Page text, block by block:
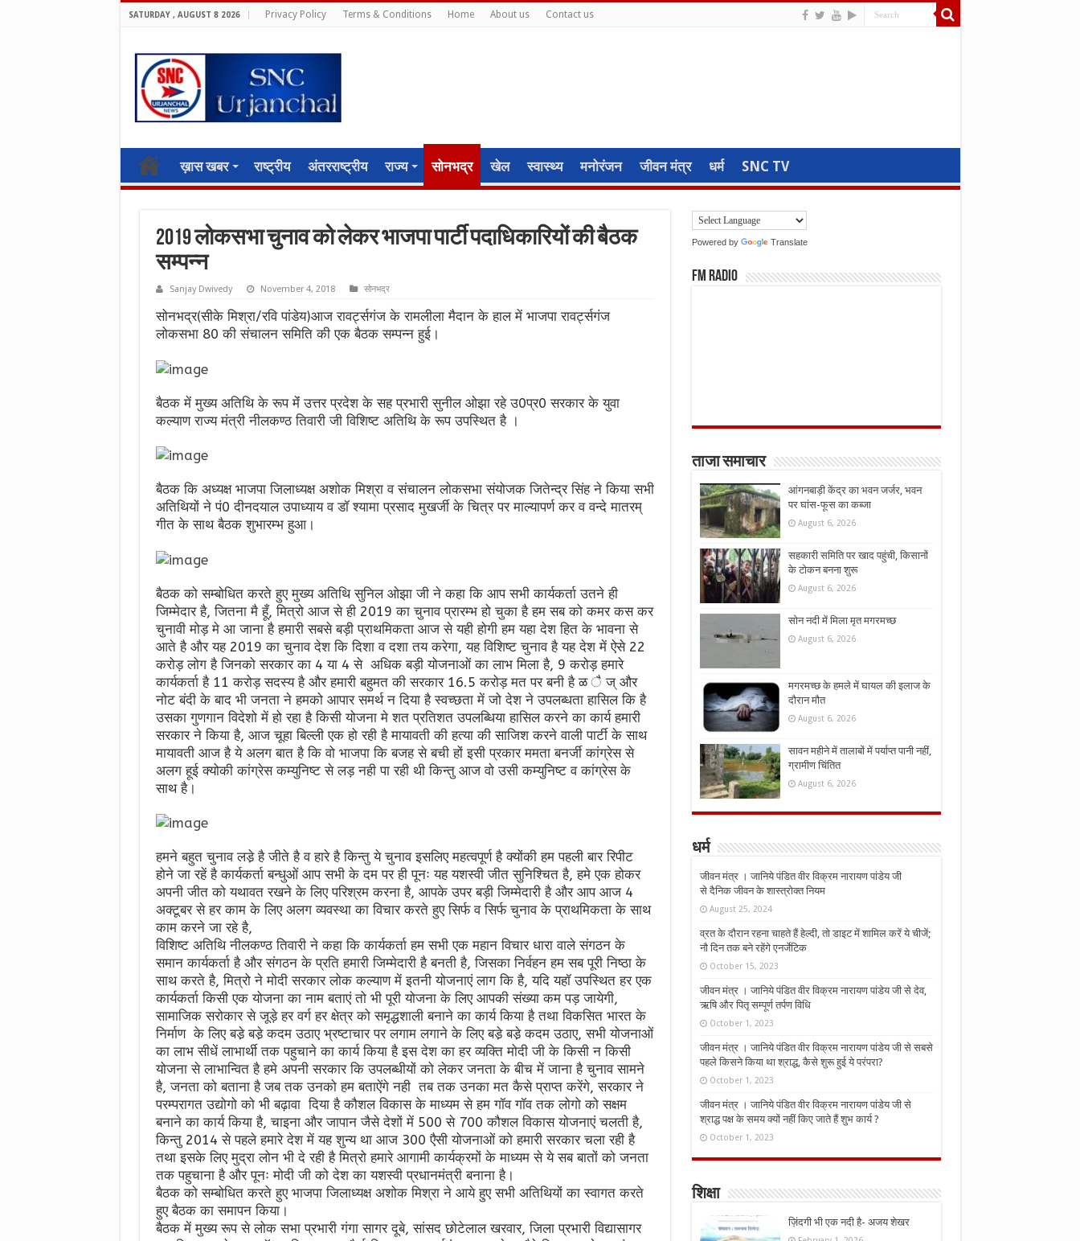
SATURDAY , AUGUST 8 2026 Privacy Policy Terms & Conditions Home About us Contact us
ख़ास खबर राष्ट्रीय अंतरराष्ट्रीय राज्य सोनभद्र खेल स्वास्थ्य मनोरंजन जीवन मंत्र धर्म SNC TV
2019 लोकसभा चुनाव को लेकर भाजपा पार्टी पदाधिकारियों की बैठक
सम्पन्न
Sanjay Dwivedy November 4, 2018 सोनभद्र
सोनभद्र(सीके मिश्रा/रवि पांडेय)आज रावर्ट्सगंज के रामलीला मैदान के हाल में भाजपा रावर्ट्सगंज
लोकसभा 80 की संचालन समिति की एक बैठक सम्पन्न हुई।
बैठक में मुख्य अतिथि के रूप मेंं उत्तर प्रदेश के सह प्रभारी सुनील ओझा रहे उ0प्र0 सरकार के युवा
कल्याण राज्य मंत्री नीलकण्ठ तिवारी जी विशिष्ट अतिथि के रूप उपस्थित है ।
बैठक कि अध्यक्ष भाजपा जिलाध्यक्ष अशोक मिश्रा व संचालन लोकसभा संयोजक जितेन्द्र सिंह ने किया सभी
अतिथियों ने पं0 दीनदयाल उपाध्याय व डॉ श्यामा प्रसाद मुखर्जी के चित्र पर माल्यापर्ण कर व वन्दे मातरम्
गीत के साथ बैठक शुभारम्भ हुआ।
बैठक को सम्बोधित करते हुए मुख्य अतिथि सुनिल ओझा जी ने कहा कि आप सभी कार्यकर्ता उतने ही
जिम्मेदार है, जितना मै हूँ, मित्रो आज से ही 2019 का चुनाव प्रारम्भ हो चुका है हम सब को कमर कस कर
चुनावी मोड़ मे आ जाना है हमारी सबसे बड़ी प्राथमिकता आज से यही होगी हम यहा देश हित के भावना से
आते है और यह 2019 का चुनाव देश कि दिशा व दशा तय करेगा, यह विशिष्ट चुनाव है यह देश में ऐसे 22
करोड़ लोग है जिनको सरकार का 4 या 4 से अधिक बड़ी योजनाओं का लाभ मिला है, 9 करोड़ हमारे
कार्यकर्ता है 11 करोड़ सदस्य है और हमारी बहुमत की सरकार 16.5 करोड़ मत पर बनी है ळ ै ज् और
नोट बंदी के बाद भी जनता ने हमको आपार समर्थ न दिया है स्वच्छता में जो देश ने उपलब्धता हासिल कि है
उसका गुणगान विदेशो में हो रहा है किसी योजना मे शत प्रतिशत उपलब्धिया हासिल करने का कार्य हमारी
सरकार ने किया है, आज चूहा बिल्ली एक हो रही है मायावती की हत्या की साजिश करने वाली पार्टी के साथ
मायावती आज है ये अलग बात है कि वो भाजपा कि बजह से बची हों इसी प्रकार ममता बनर्जी कांग्रेस से
अलग हूई क्योकी कांग्रेस कम्युनिष्ट से लड़ नही पा रही थी किन्तु आज वो उसी कम्युनिष्ट व कांग्रेस के
साथ है।
हमने बहुत चुनाव लडे़ है जीते है व हारे है किन्तु ये चुनाव इसलिए महत्वपूर्ण है क्योंकी हम पहली बार रिपीट
होने जा रहें है कार्यकर्ता बन्धुओं आप सभी के दम पर ही पूनः यह यशस्वी जीत सुनिश्चित है, हमे एक होकर
अपनी जीत को यथावत रखने के लिए परिश्रम करना है, आपके उपर बड़ी जिम्मेदारी है और आप आज 4
अक्टूबर से हर काम के लिए अलग व्यवस्था का विचार करते हुए सिर्फ व सिर्फ चुनाव के प्राथमिकता के साथ
काम करने जा रहे है,
विशिष्ट अतिथि नीलकण्ठ तिवारी ने कहा कि कार्यकर्ता हम सभी एक महान विचार धारा वाले संगठन के
समान कार्यकर्ता है और संगठन के प्रति हमारी जिम्मेदारी है बनती है, जिसका निर्वहन हम सब पूरी निष्ठा के
साथ करते है, मित्रो ने मोदी सरकार लोक कल्याण में इतनी योजनाएं लाग कि है, यदि यहॉ उपस्थित हर एक
कार्यकर्ता किसी एक योजना का नाम बताएं तो भी पूरी योजना के लिए आपकी संख्या कम पड़ जायेगी,
सामाजिक सरोकार से जूड़े हर वर्ग हर क्षेत्र को समृद्धशाली बनाने का कार्य किया है तथा विकसित भारत के
निर्माण के लिए बडे़ बडे़ कदम उठाए भ्रष्टाचार पर लगाम लगाने के लिए बडे़ बडे़ कदम उठाए, सभी योजनाओं
का लाभ सीधें लाभार्थी तक पहुचाने का कार्य किया है इस देश का हर व्यक्ति मोदी जी के किसी न किसी
योजना से लाभान्वित है हमे अपनी सरकार कि उपलब्धीयों को लेकर जनता के बीच में जाना है चुनाव सामने
है, जनता को बताना है जब तक उनको हम बताऐंगे नही तब तक उनका मत कैसे प्राप्त करेंगे, सरकार ने
परम्परागत उद्योगो को भी बढ़ावा दिया है कौशल विकास के माध्यम से हम गॉव गॉव तक लोगो को सक्षम
बनाने का कार्य किया है, चाइना और जापान जैसे देशों में 500 से 700 कौशल विकास योजनाएं चलती है,
किन्तु 2014 से पहले हमारे देश में यह शुन्य था आज 300 एैसी योजनाओं को हमारी सरकार चला रही है
तथा इसके लिए मुद्रा लोन भी दे रही है मित्रो हमारे आगामी कार्यक्रमों के माध्यम से ये सब बातों को जनता
तक पहुचाना है और पूनः मोदी जी को देश का यशस्वी प्रधानमंत्री बनाना है।
बैठक को सम्बोधित करते हुए भाजपा जिलाध्यक्ष अशोक मिश्रा ने आये हुए सभी अतिथियों का स्वागत करते
हुए बैठक का समापन किया।
बैठक में मुख्य रूप से लोक सभा प्रभारी गंगा सागर दूबे, सांसद छोटेलाल खरवार, जिला प्रभारी विद्यासागर
Powered by Translate
FM Radio
ताजा समाचार
आंगनबाड़ी केंद्र का भवन जर्जर, भवन
पर घांस-फूस का कब्जा
August 6, 2026
सहकारी समिति पर खाद पहुंची, किसानों
के टोकन बनना शुरू
August 6, 2026
सोन नदी में मिला मृत मगरमच्छ
August 6, 2026
मगरमच्छ के हमले में घायल की इलाज के
दौरान मौत
August 6, 2026
सावन महीने में तालाबों में पर्याप्त पानी नहीं,
ग्रामीण चिंतित
August 6, 2026
धर्म
जीवन मंत्र । जानिये पंडित वीर विक्रम नारायण पांडेय जी
से दैनिक जीवन के शास्त्रोक्त नियम
August 25, 2024
व्रत के दौरान रहना चाहते हैं हेल्दी, तो डाइट में शामिल करें ये चीजें;
नौ दिन तक बने रहेंगे एनर्जेटिक
October 15, 2023
जीवन मंत्र । जानिये पंडित वीर विक्रम नारायण पांडेय जी से देव,
ऋषि और पितृ सम्पूर्ण तर्पण विधि
October 1, 2023
जीवन मंत्र । जानिये पंडित वीर विक्रम नारायण पांडेय जी से सबसे
पहले किसने किया था श्राद्ध, कैसे शुरू हुई ये परंपरा?
October 1, 2023
जीवन मंत्र । जानिये पंडित वीर विक्रम नारायण पांडेय जी से
श्राद्ध पक्ष के समय क्यों नहीं किए जाते हैं शुभ कार्य ?
October 1, 2023
शिक्षा
ज़िंदगी भी एक नदी है- अजय शेखर